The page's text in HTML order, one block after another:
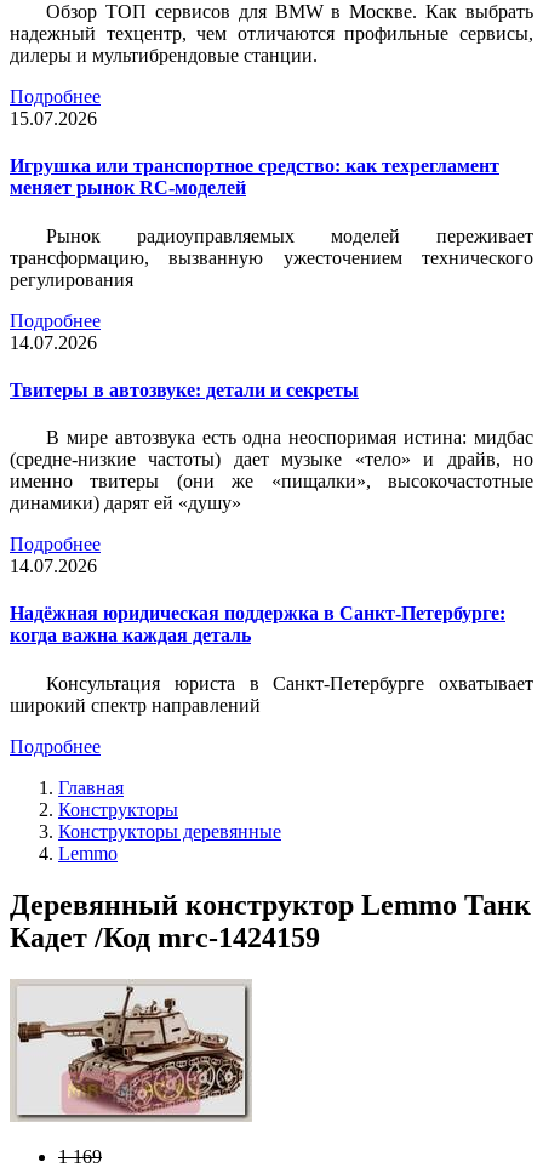
Обзор ТОП сервисов для BMW в Москве. Как выбрать
надежный техцентр, чем отличаются профильные сервисы,
дилеры и мультибрендовые станции.
Подробнее
15.07.2026
Игрушка или транспортное средство: как техрегламент
меняет рынок RC-моделей
Рынок радиоуправляемых моделей переживает
трансформацию, вызванную ужесточением технического
регулирования
Подробнее
14.07.2026
Твитеры в автозвуке: детали и секреты
В мире автозвука есть одна неоспоримая истина: мидбас
(средне-низкие частоты) дает музыке «тело» и драйв, но
именно твитеры (они же «пищалки», высокочастотные
динамики) дарят ей «душу»
Подробнее
14.07.2026
Надёжная юридическая поддержка в Санкт-Петербурге:
когда важна каждая деталь
Консультация юриста в Санкт-Петербурге охватывает
широкий спектр направлений
Подробнее
Главная
Конструкторы
Конструкторы деревянные
Lemmo
Деревянный конструктор Lemmo Танк
Кадет /Код mrc-1424159
1 169